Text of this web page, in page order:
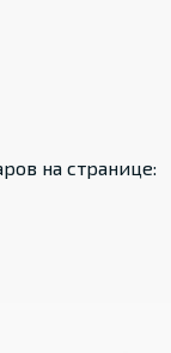
на странице: